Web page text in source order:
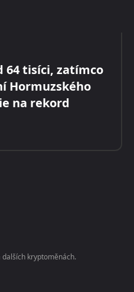
64 tisíci, zatímco
Hormuzského
na rekord
kryptoměnách.